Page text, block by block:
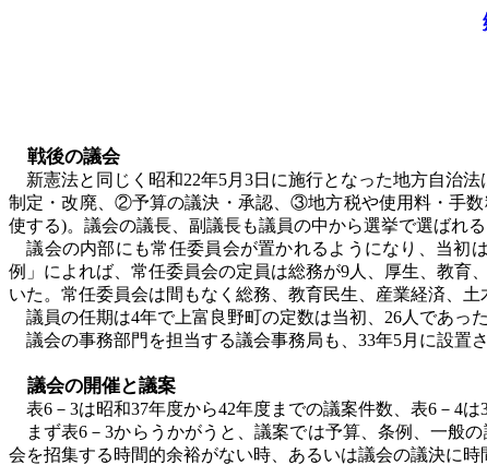
戦後の議会
新憲法と同じく昭和22年5月3日に施行となった地方自治
制定・改廃、②予算の議決・承認、③地方税や使用料・手
使する)。議会の議長、副議長も議員の中から選挙で選ばれ
議会の内部にも常任委員会が置かれるようになり、当初
例」によれば、常任委員会の定員は総務が9人、厚生、教育
いた。常任委員会は間もなく総務、教育民生、産業経済、
議員の任期は4年で上富良野町の定数は当初、26人であっ
議会の事務部門を担当する議会事務局も、 33年5月に設置
議会の開催と議案
表6－3は昭和37年度から42年度までの議案件数、表6－4
まず表6－3からうかがうと、議案では予算、条例、一般
会を招集する時間的余裕がない時、あるいは議会の議決に